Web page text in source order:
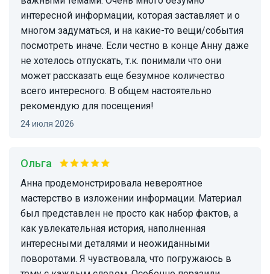
интересной информации, которая заставляет и о
многом задуматься, и на какие-то вещи/события
посмотреть иначе. Если честно в конце Анну даже
не хотелось отпускать, т.к. понимали что они
может рассказать еще безумное количество
всего интересного. В общем настоятельно
рекомендую для посещения!
24 июля 2026
Ольга
Анна продемонстрировала невероятное
мастерство в изложении информации. Материал
был представлен не просто как набор фактов, а
как увлекательная история, наполненная
интересными деталями и неожиданными
поворотами. Я чувствовала, что погружаюсь в